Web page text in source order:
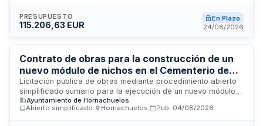
seguridad y salud, así como estudio de gestión de residuos
de construcción y demolición según normativa vigente. Se
ejecución.
PRESUPUESTO
115.206,63 EUR
En Plazo
24/08/2026
Contrato de obras para la construcción de un
nuevo módulo de nichos en el Cementerio de
San Antonio de Hornachuelos
Licitación pública de obras mediante procedimiento abierto
simplificado sumario para la ejecución de un nuevo módulo
de nichos en el Cementerio de San Antonio ubicado en
Hornachuelos, Córdoba. El contrato incluye obligaciones
Ayuntamiento de Hornachuelos
Abierto simplificado
Hornachuelos Pub. 04/08/2026